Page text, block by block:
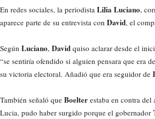
En redes sociales, la periodista Lilia Luciano,
aparece parte de su entrevista con David, el
Según Luciano, David quiso aclarar desde el
“se sentiría ofendido si alguien pensara que era
su victoria electoral. Añadió que era seguidor de
También señaló que Boelter estaba en contra
Lucia, pudo haber surgido porque el gobernador